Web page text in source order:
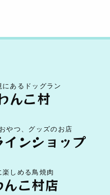
あるドッグラン
んこ村
やつ、グッズのお店
ンショップ
しめる鳥焼肉
こ村店